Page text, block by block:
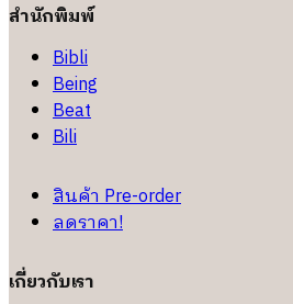
สำนักพิมพ์
Bibli
Being
Beat
Bili
สินค้า Pre-order
ลดราคา!
เกี่ยวกับเรา